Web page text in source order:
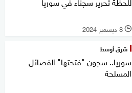
l 8 ديسمبر 2024
شرق أوسط
سوريا.. سجون "فتحتها" الفصائل
المسلحة